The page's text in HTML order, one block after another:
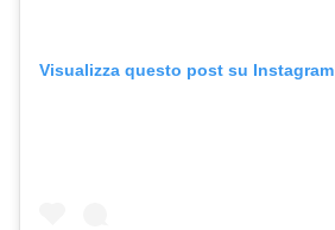
Visualizza questo post su Instagram